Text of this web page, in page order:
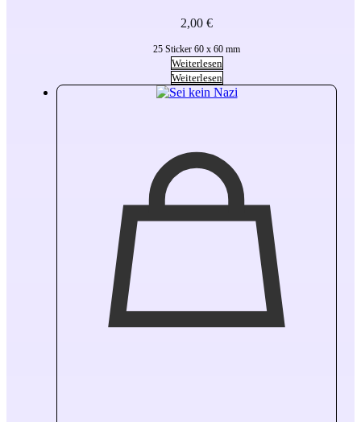
2,00 €
25 Sticker 60 x 60 mm
Weiterlesen
Weiterlesen